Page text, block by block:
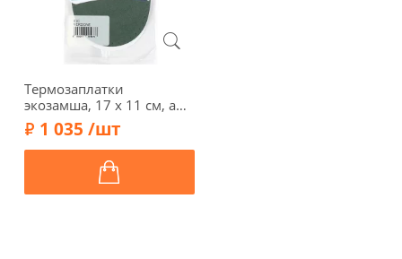
Термозаплатки
экозамша, 17 х 11 см, арт.
34-А/020, темно-зеленый
1 035 /шт